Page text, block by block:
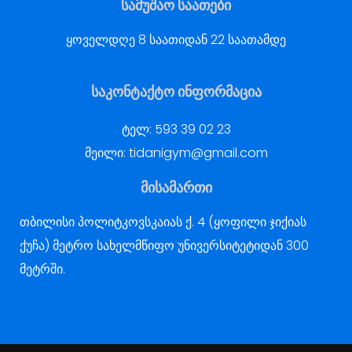
სამუშაო საათები
ყოველდღე 8 საათიდან 22 საათამდე
საკონტაქტო ინფორმაცია
ტელ: 593 39 02 23
მეილი: tidanigym@gmail.com
მისამართი
თბილისი პოლიტკოვსკაიას ქ. 4 (ყოფილი ჯიქიას
ქუჩა) მეტრო სახელმწიფო უნივერსიტეტიდან 300
მეტრში.